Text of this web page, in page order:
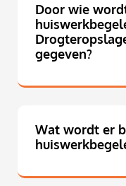
Door wie
gegeven?
Wat wordt er